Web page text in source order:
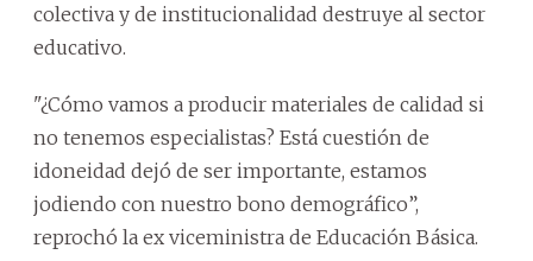
colectiva y de institucionalidad destruye al sector
educativo.
"¿Cómo vamos a producir materiales de calidad si
no tenemos especialistas? Está cuestión de
idoneidad dejó de ser importante, estamos
jodiendo con nuestro bono demográfico”,
reprochó la ex viceministra de Educación Básica.